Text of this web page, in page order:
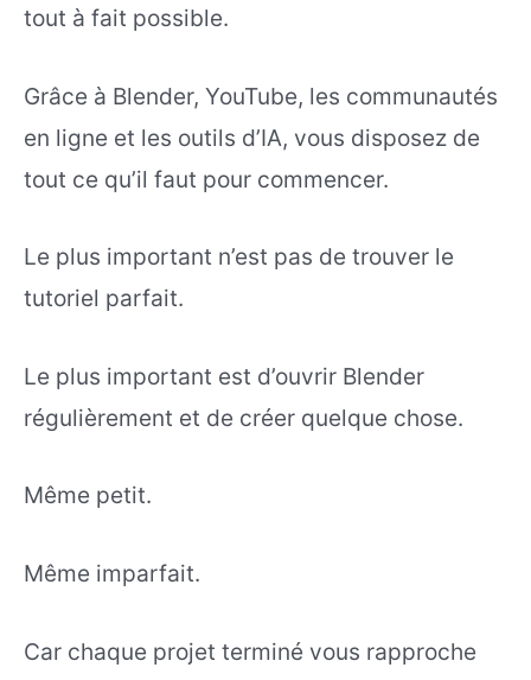
tout à fait possible.
Grâce à Blender, YouTube, les communautés
en ligne et les outils d’IA, vous disposez de
tout ce qu’il faut pour commencer.
Le plus important n’est pas de trouver le
tutoriel parfait.
Le plus important est d’ouvrir Blender
régulièrement et de créer quelque chose.
Même petit.
Même imparfait.
Car chaque projet terminé vous rapproche